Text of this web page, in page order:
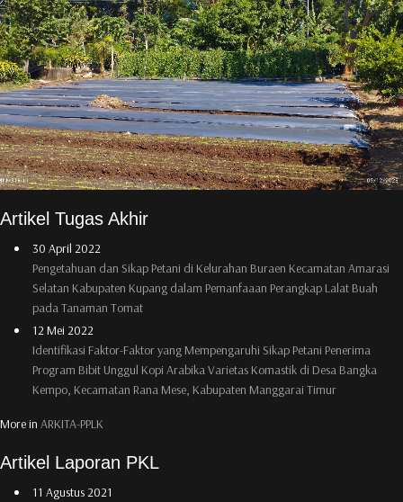
Artikel Tugas Akhir
30 April 2022
Pengetahuan dan Sikap Petani di Kelurahan Buraen Kecamatan Amarasi
Selatan Kabupaten Kupang dalam Pemanfaaan Perangkap Lalat Buah
pada Tanaman Tomat
12 Mei 2022
Identifikasi Faktor-Faktor yang Mempengaruhi Sikap Petani Penerima
Program Bibit Unggul Kopi Arabika Varietas Komastik di Desa Bangka
Kempo, Kecamatan Rana Mese, Kabupaten Manggarai Timur
More in ARKITA-PPLK
Artikel Laporan PKL
11 Agustus 2021